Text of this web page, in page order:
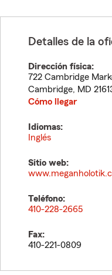
Detalles de la
Dirección física:
722 Cambridge
Cambridge, MD
Cómo llegar
Idiomas:
Inglés
Sitio web:
Teléfono:
410-228-2665
Fax:
410-221-0809